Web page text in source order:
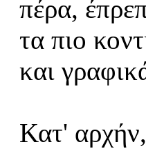
πέρα,
τα πιο
και
Κατ'